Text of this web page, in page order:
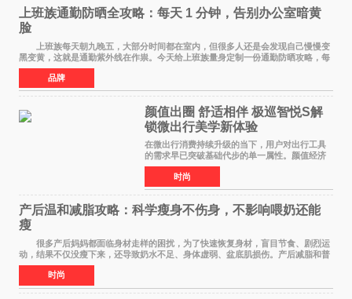
上班族通勤防晒全攻略：每天 1 分钟，告别办公室暗黄
脸
上班族每天朝九晚五，大部分时间都在室内，但很多人还是会发现自己慢慢变
黑变黄，这就是通勤紫外线在作祟。今天给上班族量身定制一份通勤防晒攻略，每
天只花 1 分钟，就能轻松搞定。 首先
品牌
颜值出圈 舒适相伴 极巡智悦S解
锁微出行美学新体验
在微出行消费持续升级的当下，用户对出行工具
的需求早已突破基础代步的单一属性。颜值经济
浪潮之下，出行载具不再是冰冷的工具，而是个
人生活态度、审美品味与生活方式的具象延伸。
当Z世代与年轻家
时尚
产后温和减脂攻略：科学瘦身不伤身，不影响喂奶还能
瘦
很多产后妈妈都面临身材走样的困扰，为了快速恢复身材，盲目节食、剧烈运
动，结果不仅没瘦下来，还导致奶水不足、身体虚弱、盆底肌损伤。产后减脂和普
通人完全不同，核心是 温和、安全、循序
时尚